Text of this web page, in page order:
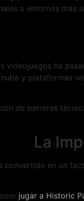
a entornos
videojuegos ha
y plataformas
de barreras
La
convertido en un
jugar a Historic